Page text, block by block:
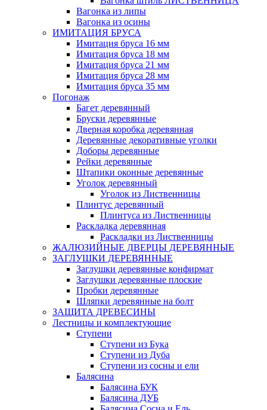
Вагонка из липы
Вагонка из осины
ИМИТАЦИЯ БРУСА
Имитация бруса 16 мм
Имитация бруса 18 мм
Имитация бруса 21 мм
Имитация бруса 28 мм
Имитация бруса 35 мм
Погонаж
Багет деревянный
Бруски деревянные
Дверная коробка деревянная
Деревянные декоративные уголки
Доборы деревянные
Рейки деревянные
Штапики оконные деревянные
Уголок деревянный
Уголок из Лиственницы
Плинтус деревянный
Плинтуса из Лиственницы
Раскладка деревянная
Раскладки из Лиственницы
ЖАЛЮЗИЙНЫЕ ДВЕРЦЫ ДЕРЕВЯННЫЕ
ЗАГЛУШКИ ДЕРЕВЯННЫЕ
Заглушки деревянные конфирмат
Заглушки деревянные плоские
Пробки деревянные
Шляпки деревянные на болт
ЗАЩИТА ДРЕВЕСИНЫ
Лестницы и комплектующие
Ступени
Ступени из Бука
Ступени из Дуба
Ступени из сосны и ели
Балясина
Балясина БУК
Балясина ДУБ